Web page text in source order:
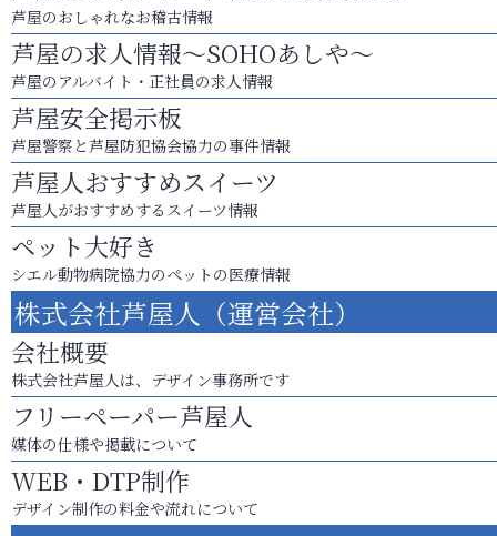
芦屋のおしゃれなお稽古情報
芦屋の求人情報～SOHOあしや～
芦屋のアルバイト・正社員の求人情報
芦屋安全掲示板
芦屋警察と芦屋防犯協会協力の事件情報
芦屋人おすすめスイーツ
芦屋人がおすすめするスイーツ情報
ペット大好き
シエル動物病院協力のペットの医療情報
株式会社芦屋人（運営会社）
会社概要
株式会社芦屋人は、デザイン事務所です
フリーペーパー芦屋人
媒体の仕様や掲載について
WEB・DTP制作
デザイン制作の料金や流れについて